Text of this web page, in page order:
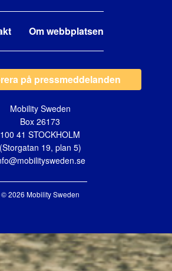
Om webbplatsen
på pressmeddelanden
Mobility Sweden
Box 26173
100 41 STOCKHOLM
(Storgatan 19, plan 5)
© 2026 Mobility Sweden